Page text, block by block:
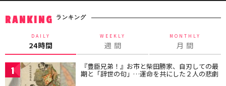
RANKING ランキング
DAILY
24時間
WEEKLY
週 間
MONTHLY
月 間
1 『豊臣兄弟！』お市と柴田勝家、自刃しての最
期と「辞世の句」…運命を共にした２人の悲劇